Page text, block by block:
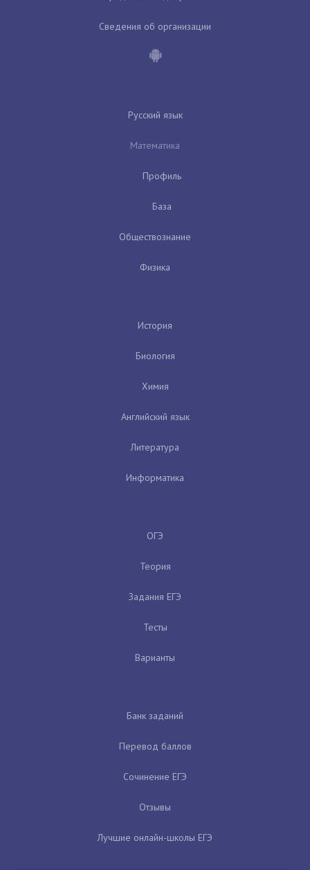
Сведения об организации
Русский язык
Математика
Профиль
База
Обществознание
Физика
История
Биология
Химия
Английский язык
Литература
Информатика
ОГЭ
Теория
Задания ЕГЭ
Тесты
Варианты
Банк заданий
Перевод баллов
Сочинение ЕГЭ
Отзывы
Лучшие онлайн-школы ЕГЭ